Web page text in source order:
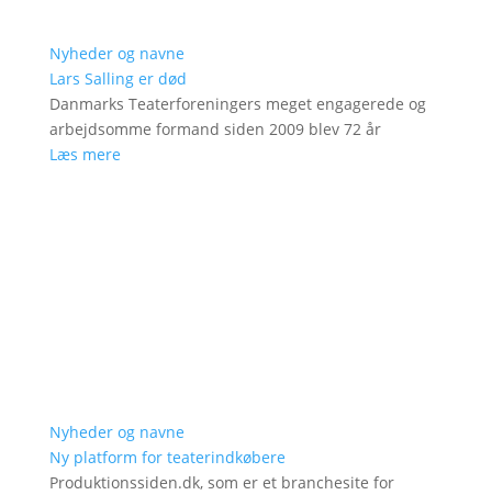
Nyheder og navne
Lars Salling er død
Danmarks Teaterforeningers meget engagerede og
arbejdsomme formand siden 2009 blev 72 år
Læs mere
Nyheder og navne
Ny platform for teaterindkøbere
Produktionssiden.dk, som er et branchesite for